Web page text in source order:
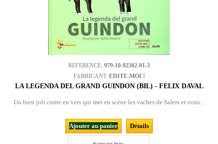
REFERENCE: 979-10-92382-01-3
FABRICANT: EDITE-MOI !
LA LEGENDA DEL GRAND GUINDON (BIL) - FÉLIX DAVAL
Un bien joli conte en vers qui met en scène les vaches de Salers et vous...
Ajouter au panier Détails